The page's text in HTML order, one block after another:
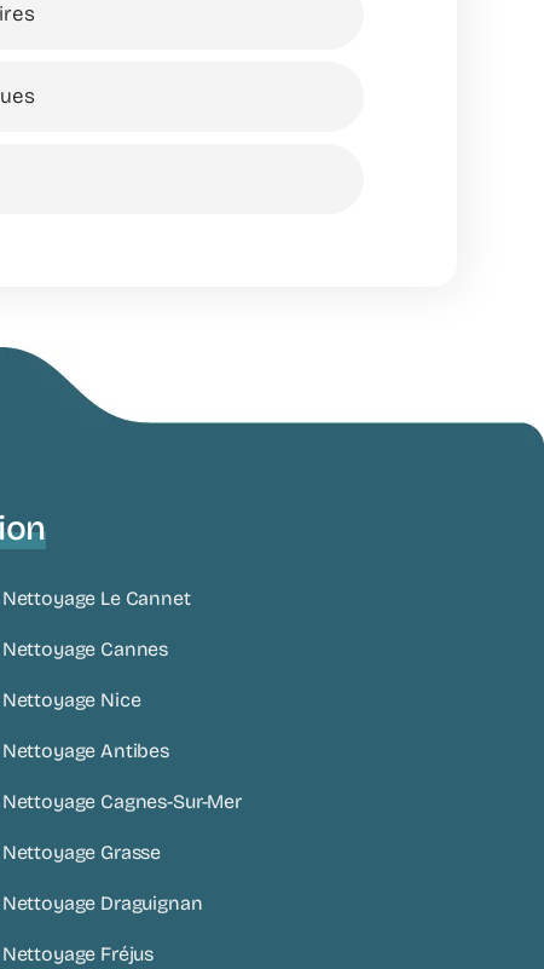
Le Cannet
Cannes
Nice
Antibes
Cagnes-Sur-Mer
Grasse
Draguignan
Fréjus